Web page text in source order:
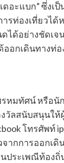
เดอะแบก” ซึ่ง
ารท่องเที่ยวไ
ได้อย่างชัดเ
ออกเดินทางท่อ
มทัศน์ หรือนัก
วัลสนับสนุนให้
โทรศัพท์
ากการออกเ
นประเพณีท้อง